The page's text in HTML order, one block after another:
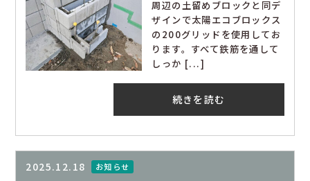
周辺の土留めブロックと同デ
ザインで太陽エコブロックス
の200グリッドを使用してお
ります。すべて鉄筋を通して
しっか [...]
続きを読む
2025.12.18 お知らせ